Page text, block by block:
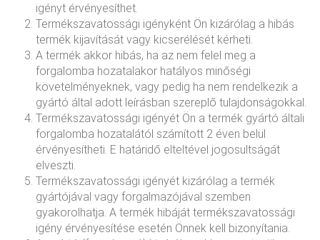
igényt érvényesíthet.
Termékszavatossági igényként Ön kizárólag a hibás
termék kijavítását vagy kicserélését kérheti.
A termék akkor hibás, ha az nem felel meg a
forgalomba hozatalakor hatályos minőségi
követelményeknek, vagy pedig ha nem rendelkezik a
gyártó által adott leírásban szereplő tulajdonságokkal.
Termékszavatossági igényét Ön a termék gyártó általi
forgalomba hozatalától számított 2 éven belül
érvényesítheti. E határidő elteltével jogosultságát
elveszti.
Termékszavatossági igényét kizárólag a termék
gyártójával vagy forgalmazójával szemben
gyakorolhatja. A termék hibáját termékszavatossági
igény érvényesítése esetén Önnek kell bizonyítania.